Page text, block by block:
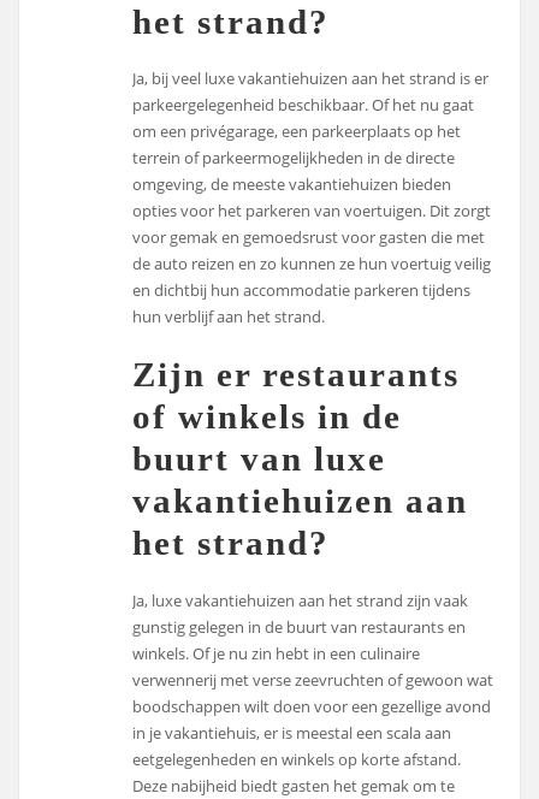
het strand?
Ja, bij veel luxe vakantiehuizen aan het strand is er
parkeergelegenheid beschikbaar. Of het nu gaat
om een privégarage, een parkeerplaats op het
terrein of parkeermogelijkheden in de directe
omgeving, de meeste vakantiehuizen bieden
opties voor het parkeren van voertuigen. Dit zorgt
voor gemak en gemoedsrust voor gasten die met
de auto reizen en zo kunnen ze hun voertuig veilig
en dichtbij hun accommodatie parkeren tijdens
hun verblijf aan het strand.
Zijn er restaurants
of winkels in de
buurt van luxe
vakantiehuizen aan
het strand?
Ja, luxe vakantiehuizen aan het strand zijn vaak
gunstig gelegen in de buurt van restaurants en
winkels. Of je nu zin hebt in een culinaire
verwennerij met verse zeevruchten of gewoon wat
boodschappen wilt doen voor een gezellige avond
in je vakantiehuis, er is meestal een scala aan
eetgelegenheden en winkels op korte afstand.
Deze nabijheid biedt gasten het gemak om te